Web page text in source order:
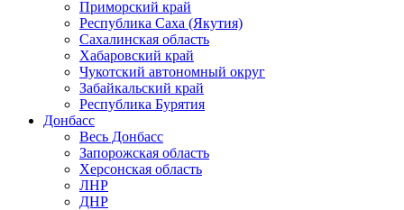
Приморский край
Республика Саха (Якутия)
Сахалинская область
Хабаровский край
Чукотский автономный округ
Забайкальский край
Республика Бурятия
Донбасс
Весь Донбасс
Запорожская область
Херсонская область
ЛНР
ДНР